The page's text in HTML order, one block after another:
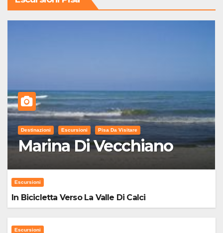
Destinazioni Escursioni Pisa Da Visitare
Marina Di Vecchiano
Escursioni
In Bicicletta Verso La Valle Di Calci
Escursioni